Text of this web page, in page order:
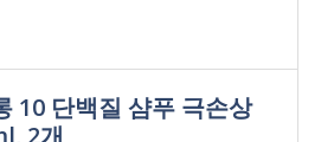
10 단백질 샴푸 극손상
2개